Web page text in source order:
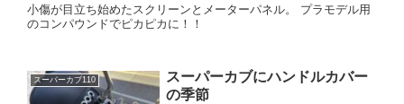
小傷が目立ち始めたスクリーンとメーターパネル。 プラモデル用
のコンパウンドでピカピカに！！
スーパーカブ110
スーパーカブにハンドルカバー
の季節